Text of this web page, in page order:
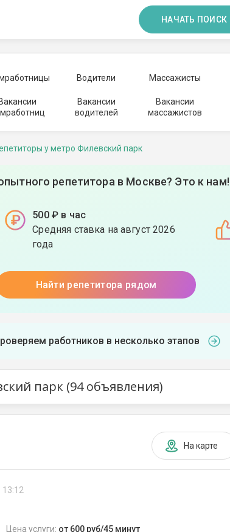
НАЧАТЬ ПОИСК
Водители Массажисты
Вакансии
Вакансии
водителей
Вакансии
массажистов
у метро Филевский парк
репетитора в Москве? Это к нам!
500 ₽ в час
Средняя ставка на август 2026
года
Найти репетитора рядом
работников в несколько этапов
парк (94 объявления)
На карте
13:12
Цена услуги: от 600 руб/45 минут